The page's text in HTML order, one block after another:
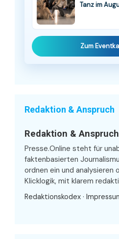
Tanz im
Zum
Redaktion & Anspruch
Redaktion & Anspruch
Presse.Online steht für
faktenbasierten
ordnen ein und analysieren
Klicklogik, mit klarem
Redaktionskodex ·